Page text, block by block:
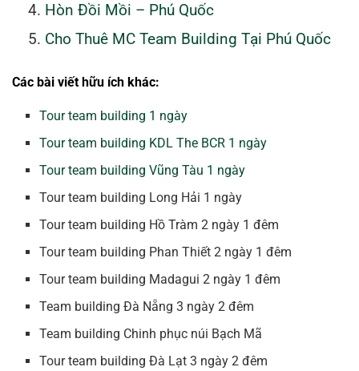
Hòn Đồi Mồi – Phú Quốc
Cho Thuê MC Team Building Tại Phú Quốc
Các bài viết hữu ích khác:
Tour team building 1 ngày
Tour team building KDL The BCR 1 ngày
Tour team building Vũng Tàu 1 ngày
Tour team building Long Hải 1 ngày
Tour team building Hồ Tràm 2 ngày 1 đêm
Tour team building Phan Thiết 2 ngày 1 đêm
Tour team building Madagui 2 ngày 1 đêm
Team building Đà Nẵng 3 ngày 2 đêm
Team building Chinh phục núi Bạch Mã
Tour team building Đà Lạt 3 ngày 2 đêm